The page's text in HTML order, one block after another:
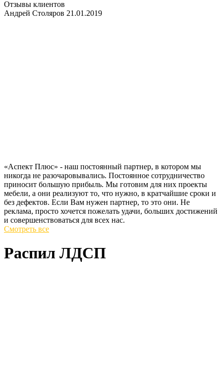
Отзывы клиентов
Андрей Столяров 21.01.2019
«Аспект Плюс» - наш постоянный партнер, в котором мы
никогда не разочаровывались. Постоянное сотрудничество
приносит большую прибыль. Мы готовим для них проекты
мебели, а они реализуют то, что нужно, в кратчайшие сроки и
без дефектов. Если Вам нужен партнер, то это они. Не
реклама, просто хочется пожелать удачи, больших достижений
и совершенствоваться для всех нас.
Смотреть все
Распил ЛДСП